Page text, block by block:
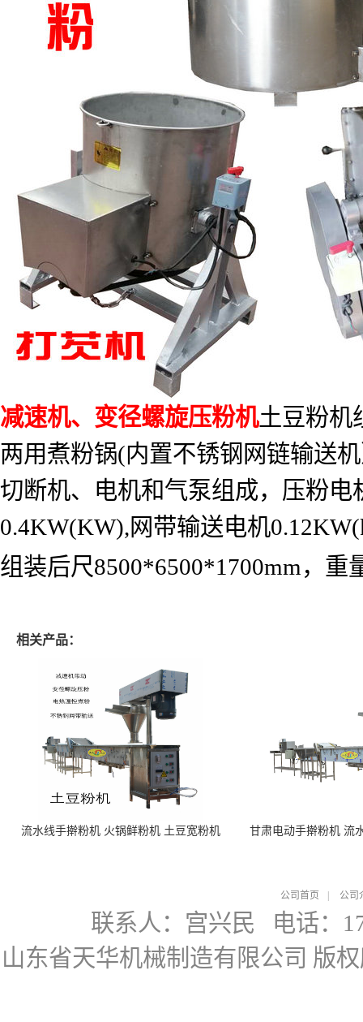
减速机、变径螺旋压粉机土豆粉机
两用煮粉锅(内置不锈钢网链输送
切断机、电机和气泵组成，压粉电
0.4KW(KW),网带输送电机
组装后尺8500*6500*1700mm ，重
相关产品：
流水线手擀粉机 火锅鲜粉机 土豆宽粉机 甘肃电动手擀粉机 流
公司首页 公司
联系人：宫兴民 电话：
山东省天华机械制造有限公司 版